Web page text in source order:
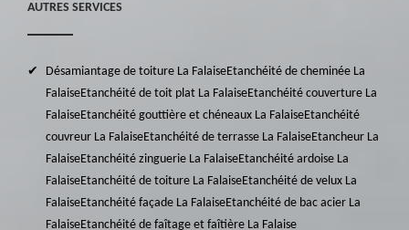
AUTRES SERVICES
Désamiantage de toiture La FalaiseEtanchéité de cheminée La
FalaiseEtanchéité de toit plat La FalaiseEtanchéité couverture La
FalaiseEtanchéité gouttière et chéneaux La FalaiseEtanchéité
couvreur La FalaiseEtanchéité de terrasse La FalaiseEtancheur La
FalaiseEtanchéité zinguerie La FalaiseEtanchéité ardoise La
FalaiseEtanchéité de toiture La FalaiseEtanchéité de velux La
FalaiseEtanchéité façade La FalaiseEtanchéité de bac acier La
FalaiseEtanchéité de faîtage et faîtière La Falaise